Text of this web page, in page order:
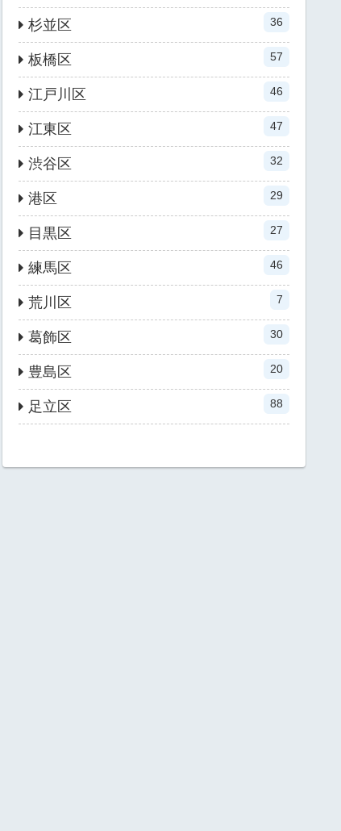
杉並区 36
板橋区 57
江戸川区 46
江東区 47
渋谷区 32
港区 29
目黒区 27
練馬区 46
荒川区 7
葛飾区 30
豊島区 20
足立区 88